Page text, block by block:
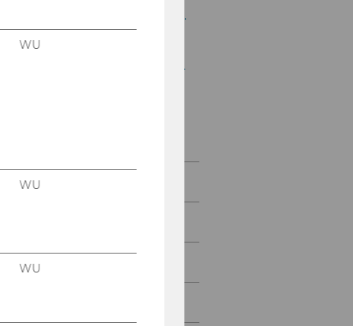
Mitteilungsblatt vom 14.
April 2010, 28. Stück
Mitteilungsblatt vom 21.
Mai 2010
Juli 2010
WU
WU
WU